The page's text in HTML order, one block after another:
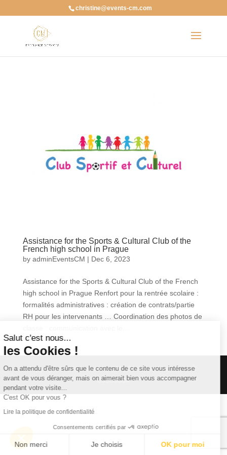
christine@events-cm.com
Assistance for the Sports & Cultural Club of the
French high school in Prague
by adminEventsCM | Dec 6, 2023
Assistance for the Sports & Cultural Club of the French
high school in Prague Renfort pour la rentrée scolaire :
formalités administratives : création de contrats/partie
RH pour les intervenants … Coordination des photos de
Copyright © 2026events CM|Christine Molinier - IČ :
09585664
Salut c'est nous...
les Cookies !
On a attendu d'être sûrs que le contenu de ce site vous intéresse
avant de vous déranger, mais on aimerait bien vous accompagner
pendant votre visite...
C'est OK pour vous ?
Lire la politique de confidentialité
Consentements certifiés par
Non merci Je choisis OK pour moi